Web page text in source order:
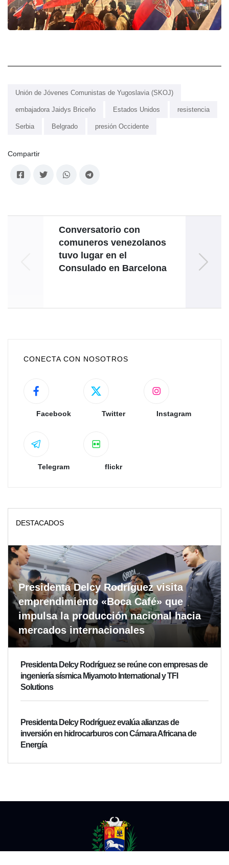
Unión de Jóvenes Comunistas de Yugoslavia (SKOJ)
embajadora Jaidys Briceño Estados Unidos resistencia
Serbia Belgrado presión Occidente
Compartir
Conversatorio con
comuneros venezolanos
tuvo lugar en el
Consulado en Barcelona
CONECTA CON NOSOTROS
Facebook Twitter Instagram
Telegram flickr
DESTACADOS
Presidenta Delcy Rodríguez visita
emprendimiento «Boca Café» que
impulsa la producción nacional hacia
mercados internacionales
Presidenta Delcy Rodríguez se reúne con empresas de
ingeniería sísmica Miyamoto International y TFI
Solutions
Presidenta Delcy Rodríguez evalúa alianzas de
inversión en hidrocarburos con Cámara Africana de
Energía